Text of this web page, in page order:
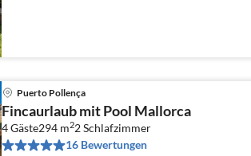
Puerto Pollença
Fincaurlaub mit Pool Mallorca
4 Gäste294 m22Schlafzimmer
16 Bewertungen